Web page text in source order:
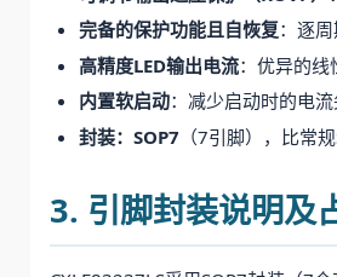
完备的保护功能且自恢复：逐
高精度LED输出电流：优异的线
内置软启动：减少启动时的电
封装：SOP7 （7引脚），比常
3. 引脚封装说明及